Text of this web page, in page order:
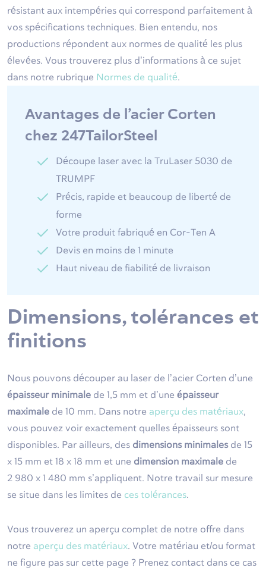
résistant aux intempéries qui correspond parfaitement à
vos spécifications techniques. Bien entendu, nos
productions répondent aux normes de qualité les plus
élevées. Vous trouverez plus d’informations à ce sujet
dans notre rubrique Normes de qualité.
Avantages de l’acier Corten
chez 247TailorSteel
Découpe laser avec la TruLaser 5030 de
TRUMPF
Précis, rapide et beaucoup de liberté de
forme
Votre produit fabriqué en Cor-Ten A
Devis en moins de 1 minute
Haut niveau de fiabilité de livraison
Dimensions, tolérances et
finitions
Nous pouvons découper au laser de l’acier Corten d’une
épaisseur minimale de 1,5 mm et d’une épaisseur
maximale de 10 mm. Dans notre aperçu des matériaux,
vous pouvez voir exactement quelles épaisseurs sont
disponibles. Par ailleurs, des dimensions minimalesde 15
x 15 mm et 18 x 18 mm et une dimension maximale de
2 980 x 1 480 mm s’appliquent. Notre travail sur mesure
se situe dans les limites de ces tolérances.
Vous trouverez un aperçu complet de notre offre dans
notre aperçu des matériaux. Votre matériau et/ou format
ne figure pas sur cette page ? Prenez contact dans ce cas